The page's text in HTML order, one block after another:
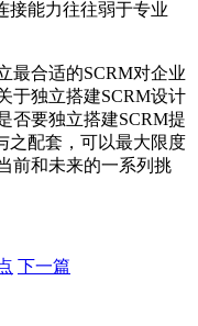
接能力往往弱于专业
合适的SCRM对企业
于独立搭建SCRM设计
否要独立搭建SCRM提
之配套，可以最大限度
前和未来的一系列挑
下一篇